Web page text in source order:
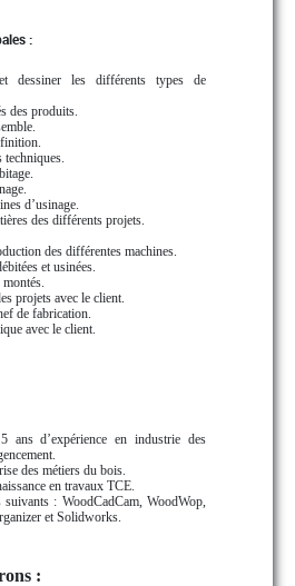
:
dessiner les différents types de
des produits.
d’usinage.
des différents projets.
des différentes machines.
et usinées.
projets avec le client.
de fabrication.
avec le client.
ans d’expérience en industrie des
des métiers du bois.
en travaux TCE.
: WoodCadCam, WoodWop,
et Solidworks.
: